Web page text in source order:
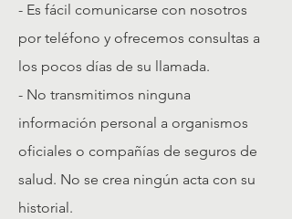
- Es fácil comunicarse con nosotros
por teléfono y ofrecemos consultas a
los pocos días de su llamada.
- No transmitimos ninguna
información personal a organismos
oficiales o compañías de seguros de
salud. No se crea ningún acta con su
historial.